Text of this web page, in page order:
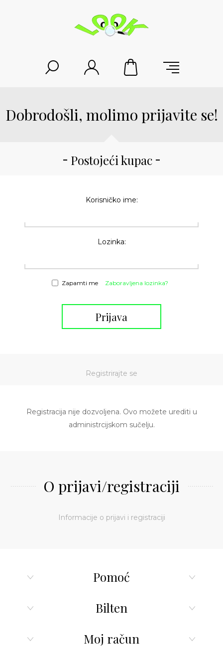
Dobrodošli, molimo prijavite se!
Postojeći kupac
Korisničko ime:
Lozinka:
Zapamti me Zaboravljena lozinka?
Prijava
Registrirajte se
Registracija nije dozvoljena. Ovo možete urediti u
administrcijskom sučelju.
O prijavi/registraciji
Informacije o prijavi i registraciji
Pomoć
Bilten
Moj račun